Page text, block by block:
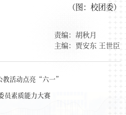
（图：校团委）
责编：胡秋月
主编：贾安东 王世臣
教活动点亮“六一”
员素质能力大赛